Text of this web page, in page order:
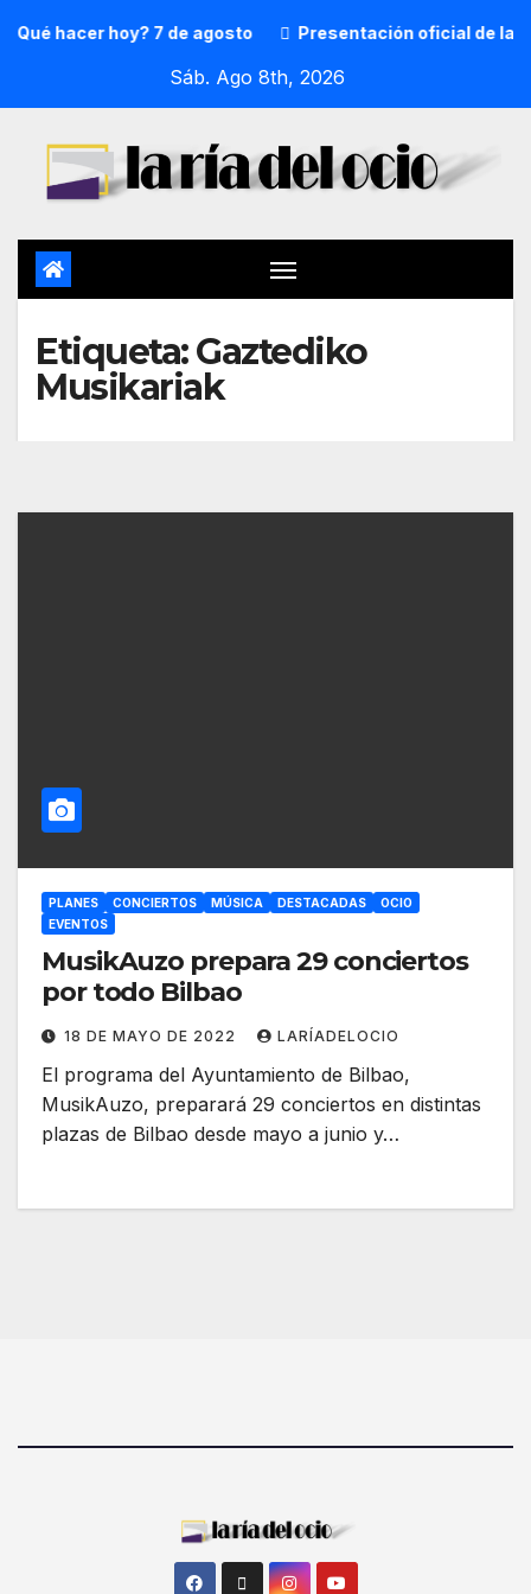
hacer hoy? 7 de agosto Presentación oficial de la
Sáb. Ago 8th, 2026
Etiqueta:Gaztediko
Musikariak
PLANES CONCIERTOS MÚSICA DESTACADAS
OCIO
EVENTOS
MusikAuzo prepara 29 conciertos
por todo Bilbao
18 DE MAYO DE 2022 LARÍADELOCIO
El programa del Ayuntamiento de Bilbao,
MusikAuzo, preparará 29 conciertos en distintas
plazas de Bilbao desde mayo a junio y…